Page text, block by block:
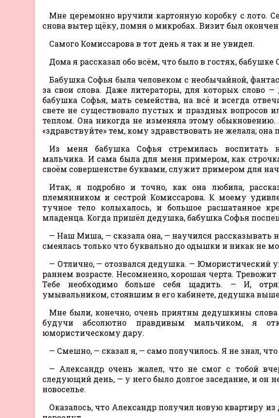
Мне церемонно вручили картонную коробку с лото.
снова вытер щёку, помня о микробах. Визит был
Самого Комиссарова в тот день я так и не увидел.
Дома я рассказал обо всём, что было в гостях,
Бабушка Софья была человеком с необычайной,
за свои слова. Даже литераторы, для которых слово
бабушка Софья, мать семейства, на всё и всегда
свете не существовало пустых и праздных
теплом. Она никогда не изменяла этому обыкновению.
«здравствуйте» тем, кому здравствовать не желала; она
Из меня бабушка Софья стремилась воспитать
мальчика. И сама была для меня примером, как
своём совершенстве буквами, служит примером для
Итак, я подробно и точно, как она любила,
племянником и сестрой Комиссарова. К моему
тучное тело колыхалось, и большое расшатанное
младенца. Когда пришёл дедушка, бабушка Софья
— Наш Миша, — сказала она, — научился рассказывать
смеялась только что буквально до одышки и никак не
— Отлично, — отозвался дедушка. — Юмористический
раннем возрасте. Несомненно, хорошая черта.
Тебе необходимо больше себя щадить. — И,
умывальником, стоявшим в его кабинете, дедушка
Мне были, конечно, очень приятны дедушкины слова
будучи абсолютно правдивым мальчиком, я
юмористическому дару.
— Смешно, — сказал я, — само получилось. Я не знал,
— Александр очень жалел, что не смог с тобой
следующий день, — у него было долгое заседание, и он
новоселье.
Оказалось, что Александр получил новую квартиру